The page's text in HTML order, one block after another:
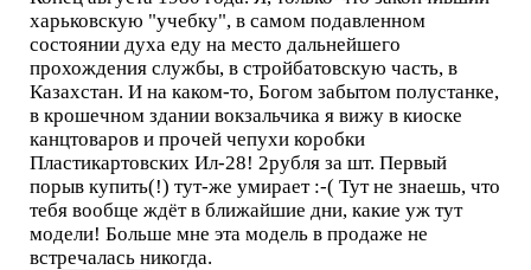
харьковскую "учебку", в самом подавленном
состоянии духа еду на место дальнейшего
прохождения службы, в стройбатовскую часть, в
Казахстан. И на каком-то, Богом забытом полустанке,
в крошечном здании вокзальчика я вижу в киоске
канцтоваров и прочей чепухи коробки
Пластикартовских Ил-28! 2рубля за шт. Первый
порыв купить(!) тут-же умирает :-( Тут не знаешь, что
тебя вообще ждёт в ближайшие дни, какие уж тут
модели! Больше мне эта модель в продаже не
встречалась никогда.